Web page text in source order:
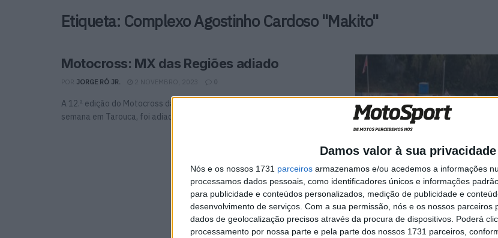
Damos valor à sua privacidade
Nós e os nossos 1731 parceiros armazenamos e/ou acedemos a informações
processamos dados pessoais, como identificadores únicos e informações
para publicidade e conteúdos personalizados, medição de publicidade e
desenvolvimento de serviços. Com a sua permissão, nós e os nossos parceiros
dados de geolocalização precisos através da procura de dispositivos. Poderá
processamento por nossa parte e pela parte dos nossos 1731 parceiros,
Etiqueta: Complexo Agostinho Cardoso "Makito"
Motocross: MX das Regiões adiado
JORGE RÓ JR. 2 NOVEMBRO, 2023 0
A 12.ª edição do Motocross das Regiões, que teria lugar este fim-de-
semana em Tarouca, foi adiada para os dias 11 ...